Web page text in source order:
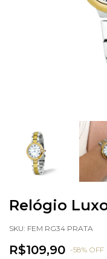
Relógio
SKU: FEM RG34 PRATA
R$109,90 -58% OFF